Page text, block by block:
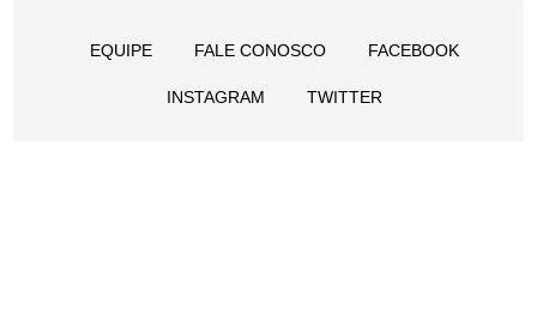
EQUIPE FALE CONOSCO FACEBOOK
INSTAGRAM TWITTER